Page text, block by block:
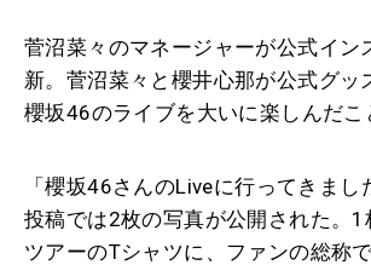
菅沼菜々のマネージャーが公式イン
新。菅沼菜々と櫻井心那が公式グッ
櫻坂46のライブを大いに楽しんだこ
「櫻坂46さんのLiveに行ってきまし
投稿では2枚の写真が公開された。1
ツアーのTシャツに、ファンの総称